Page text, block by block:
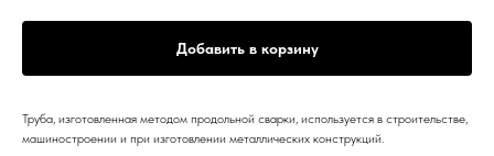
Добавить в корзину
Труба, изготовленная методом продольной сварки, используется в строительстве,
машиностроении и при изготовлении металлических конструкций.